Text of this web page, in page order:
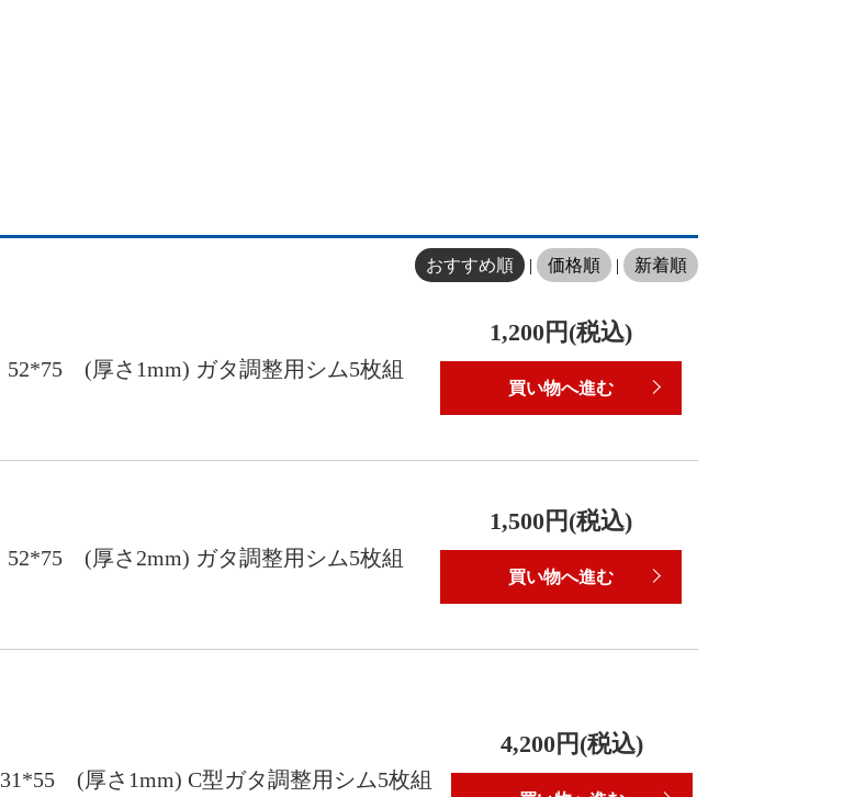
おすすめ順 | 価格順 | 新着順
52*75 (厚さ1mm) ガタ調整用シム5枚組
1,200円(税込)
買い物へ進む
52*75 (厚さ2mm) ガタ調整用シム5枚組
1,500円(税込)
買い物へ進む
31*55 (厚さ1mm) C型ガタ調整用シム5枚組
4,200円(税込)